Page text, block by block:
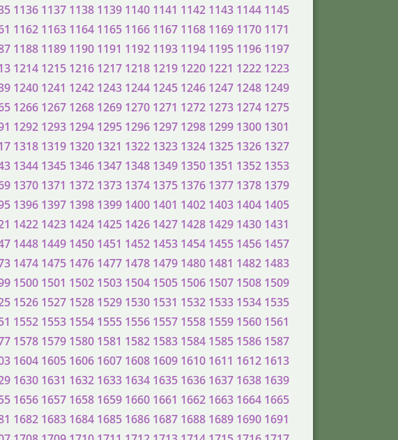
1136 1137 1138 1139 1140 1141 1142 1143 1144 1145
1162 1163 1164 1165 1166 1167 1168 1169 1170 1171
1188 1189 1190 1191 1192 1193 1194 1195 1196 1197
1214 1215 1216 1217 1218 1219 1220 1221 1222 1223
1240 1241 1242 1243 1244 1245 1246 1247 1248 1249
1266 1267 1268 1269 1270 1271 1272 1273 1274 1275
1292 1293 1294 1295 1296 1297 1298 1299 1300 1301
1318 1319 1320 1321 1322 1323 1324 1325 1326 1327
1344 1345 1346 1347 1348 1349 1350 1351 1352 1353
1370 1371 1372 1373 1374 1375 1376 1377 1378 1379
1396 1397 1398 1399 1400 1401 1402 1403 1404 1405
1422 1423 1424 1425 1426 1427 1428 1429 1430 1431
1448 1449 1450 1451 1452 1453 1454 1455 1456 1457
1474 1475 1476 1477 1478 1479 1480 1481 1482 1483
1500 1501 1502 1503 1504 1505 1506 1507 1508 1509
1526 1527 1528 1529 1530 1531 1532 1533 1534 1535
1552 1553 1554 1555 1556 1557 1558 1559 1560 1561
1578 1579 1580 1581 1582 1583 1584 1585 1586 1587
1604 1605 1606 1607 1608 1609 1610 1611 1612 1613
1630 1631 1632 1633 1634 1635 1636 1637 1638 1639
1656 1657 1658 1659 1660 1661 1662 1663 1664 1665
1682 1683 1684 1685 1686 1687 1688 1689 1690 1691